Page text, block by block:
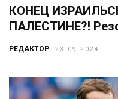
КОНЕЦ
ПАЛЕСТИНЕ?!
РЕДАКТОР 23.09.2024